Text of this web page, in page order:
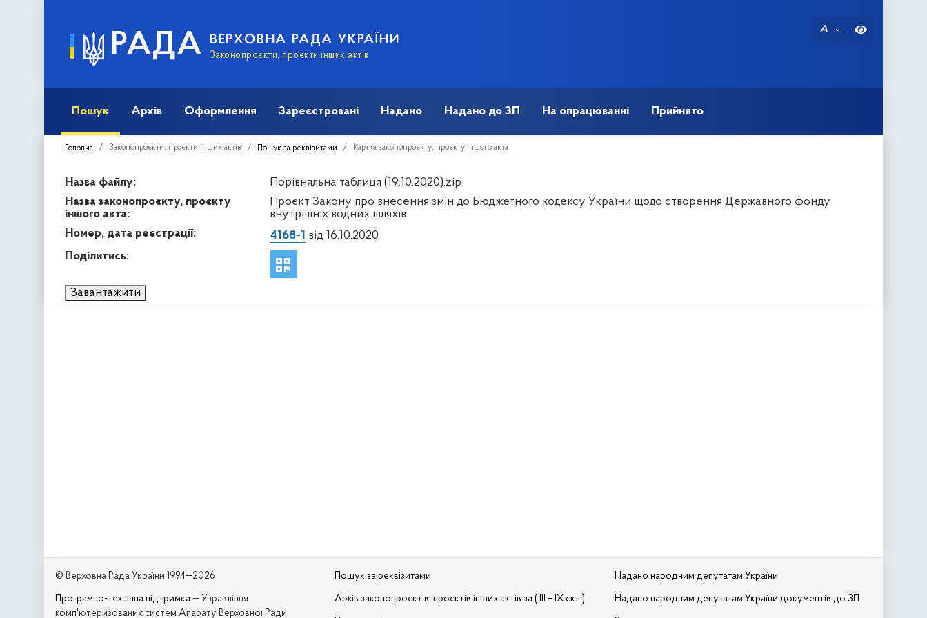
РАДА ВЕРХОВНА РАДА УКРАЇНИ
Законопроєкти, проєкти інших актів
A
Пошук Архів Оформлення Зареєстровані Надано Надано до ЗП На опрацюванні Прийнято
Головна Законопроєкти, проєкти інших актів Пошук за реквізитами Картка законопроєкту, проєкту іншого акта
Назва файлу:
Порівняльна таблиця (19.10.2020).zip
Назва законопроєкту, проєкту
іншого акта:
Проєкт Закону про внесення змін до Бюджетного кодексу України щодо створення Державного фонду
внутрішніх водних шляхів
Номер, дата реєстрації:
4168-1 від 16.10.2020
Поділитись:
Завантажити
© Верховна Рада України 1994—2026
Програмно-технічна підтримка — Управління
комп'ютеризованих систем Апарату Верховної Ради
Пошук за реквізитами
Архів законопроєктів, проєктів інших актів за ( III – IX скл.)
Надано народним депутатам України
Надано народним депутатам України документів до ЗП